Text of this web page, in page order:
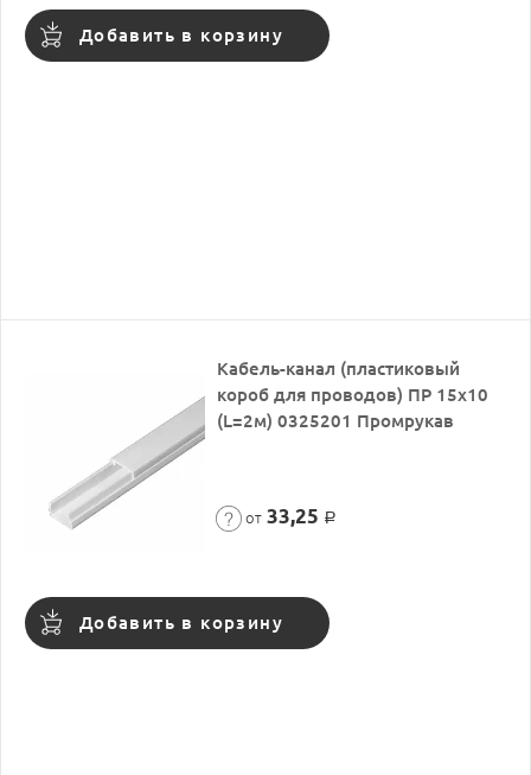
Добавить в корзину
Кабель-канал (пластиковый
короб для проводов) ПР 15х10
(L=2м) 0325201 Промрукав
от 33,25 Р
Добавить в корзину